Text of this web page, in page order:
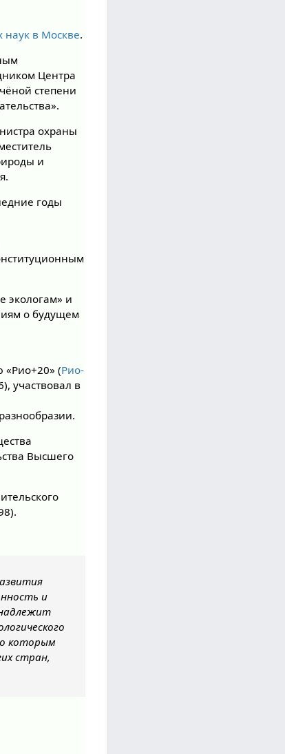
наук в Москве.
Центра
степени
охраны
и
годы
экологам» и
о будущем
(Рио-
участвовал в
Высшего
и
которым
стран,